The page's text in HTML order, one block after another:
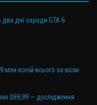
дні заради GTA 6
копій всього за вісім
$69,99 — дослідження